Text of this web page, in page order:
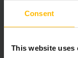
Consent
This website uses
Висока